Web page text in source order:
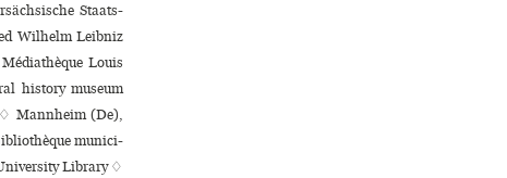
Staats-
Wilhelm Leibniz
Louis
history museum
Mannheim (De),
muni­ci­
Library ♢